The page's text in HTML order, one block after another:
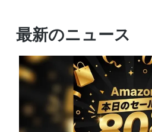
最新のニュース